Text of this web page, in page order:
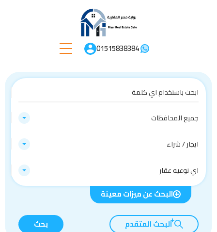
01515838384
جميع المحافظات
ايجار / شراء
اي نوعيه عقار
البحث عن ميزات معينة
البحث المتقدم بحث